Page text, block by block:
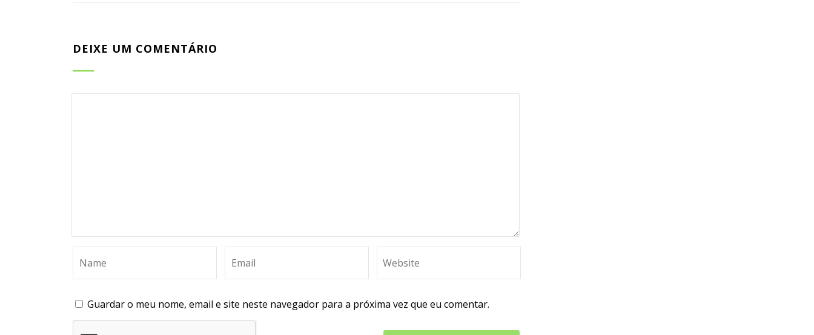
DEIXE UM COMENTÁRIO
Guardar o meu nome, email e site neste navegador para a próxima vez que eu comentar.